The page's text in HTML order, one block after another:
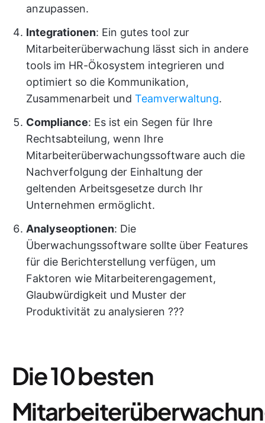
anzupassen.
Integrationen: Ein gutes tool zur
Mitarbeiterüberwachung lässt sich in andere
tools im HR-Ökosystem integrieren und
optimiert so die Kommunikation,
Zusammenarbeit und Teamverwaltung.
Compliance: Es ist ein Segen für Ihre
Rechtsabteilung, wenn Ihre
Mitarbeiterüberwachungssoftware auch die
Nachverfolgung der Einhaltung der
geltenden Arbeitsgesetze durch Ihr
Unternehmen ermöglicht.
Analyseoptionen: Die
Überwachungssoftware sollte über Features
für die Berichterstellung verfügen, um
Faktoren wie Mitarbeiterengagement,
Glaubwürdigkeit und Muster der
Produktivität zu analysieren ?‍?‍?
Die 10 besten